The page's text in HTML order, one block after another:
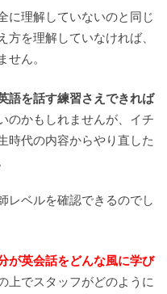
に理解していないのと同じ
を理解していなければ、
ん。
語を話す練習さえできれば
のかもしれませんが、イチ
時代の内容からやり直した
レベルを確認できるのでし
が英会話をどんな風に学び
上でスタッフがどのように